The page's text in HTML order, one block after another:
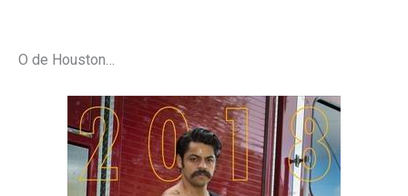
O de Houston…